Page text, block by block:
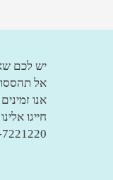
יש לכם
אל תהססו
אנו
חייגו
| 03-9778977